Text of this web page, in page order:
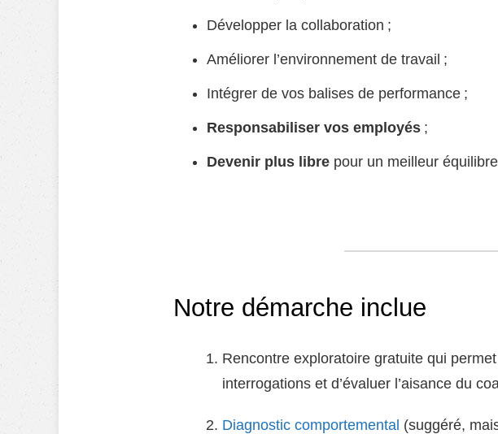
Développer la collaboration ;
Améliorer l’environnement de travail ;
Intégrer de vos balises de performance ;
Responsabiliser vos employés ;
Devenir plus libre pour un meilleur
Notre démarche inclue
Rencontre exploratoire gratuite qui
interrogations et d’évaluer l’aisance du
Diagnostic comportemental (suggéré,